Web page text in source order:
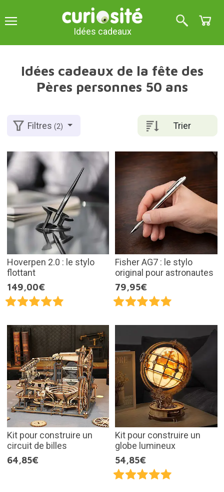
Idées cadeaux
Idées cadeaux de la fête des
Pères personnes 50 ans
Trier
Filtres(2)
Hoverpen 2.0 : le stylo
flottant
149,00€
Fisher AG7 : le stylo
original pour astronautes
79,95€
Kit pour construire un
circuit de billes
64,85€
Kit pour construire un
globe lumineux
54,85€